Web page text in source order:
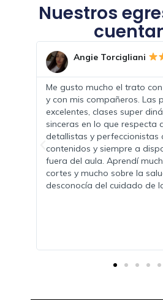
Nuestros
Victoria Persello
Hice Peluqueria Canina y lo
gustó fueron las prácticas,
amigas y colegas, con
en esto. La profe muy
teóricos y tambien siempre
recomendadiones extras.
que es muy práctico.